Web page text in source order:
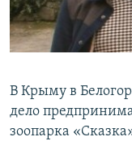
ПОБЕДИТЕЛЕЙ НЕ
УКРАИНСКАЯ
ПРИСОЕДИНЯЙТЕСЬ!
Все сайты RFE/RL
В Крыму в
дело
зоопарка